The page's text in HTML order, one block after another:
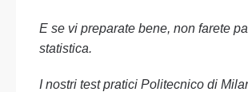
E se vi preparate bene, non farete
statistica.
I nostri test pratici Politecnico di